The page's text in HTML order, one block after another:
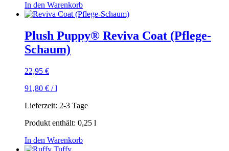
In den Warenkorb
Plush Puppy® Reviva Coat (Pflege-
Schaum)
22,95 €
91,80 € /l
Lieferzeit: 2-3 Tage
Produkt enthält: 0,25 l
In den Warenkorb